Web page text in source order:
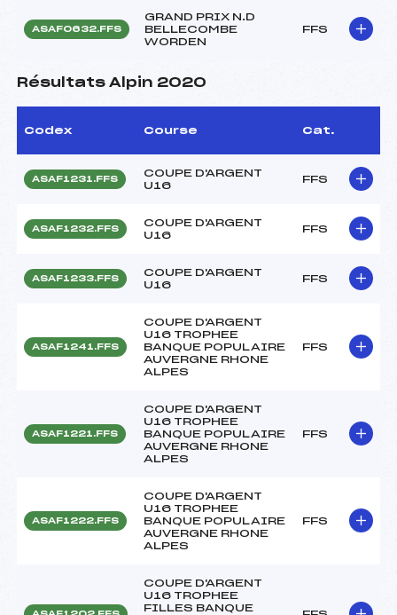
ASAF0632.FFS
GRAND PRIX N.D
BELLECOMBE
WORDEN
FFS
Résultats Alpin 2020
Codex Course Cat.
ASAF1231.FFS
COUPE D'ARGENT
U16
FFS
ASAF1232.FFS
COUPE D'ARGENT
U16
FFS
ASAF1233.FFS
COUPE D'ARGENT
U16
FFS
ASAF1241.FFS
COUPE D'ARGENT
U16 TROPHEE
BANQUE POPULAIRE
AUVERGNE RHONE
ALPES
FFS
ASAF1221.FFS
COUPE D'ARGENT
U16 TROPHEE
BANQUE POPULAIRE
AUVERGNE RHONE
ALPES
FFS
ASAF1222.FFS
COUPE D'ARGENT
U16 TROPHEE
BANQUE POPULAIRE
AUVERGNE RHONE
ALPES
FFS
COUPE D'ARGENT
U16 TROPHEE
FILLES BANQUE